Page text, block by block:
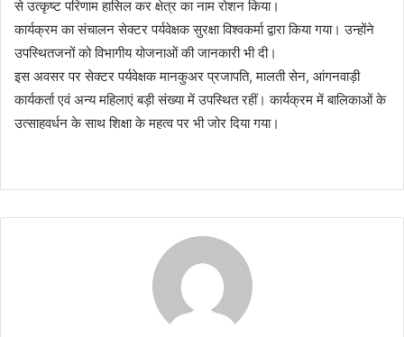
से उत्कृष्ट परिणाम हासिल कर क्षेत्र का नाम रोशन किया।
कार्यक्रम का संचालन सेक्टर पर्यवेक्षक सुरक्षा विश्वकर्मा द्वारा किया गया। उन्होंने
उपस्थितजनों को विभागीय योजनाओं की जानकारी भी दी।
इस अवसर पर सेक्टर पर्यवेक्षक मानकुअर प्रजापति, मालती सेन, आंगनवाड़ी
कार्यकर्ता एवं अन्य महिलाएं बड़ी संख्या में उपस्थित रहीं। कार्यक्रम में बालिकाओं के
उत्साहवर्धन के साथ शिक्षा के महत्व पर भी जोर दिया गया।